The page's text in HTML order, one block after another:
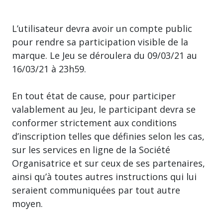
L’utilisateur devra avoir un compte public
pour rendre sa participation visible de la
marque. Le Jeu se déroulera du 09/03/21 au
16/03/21 à 23h59.
En tout état de cause, pour participer
valablement au Jeu, le participant devra se
conformer strictement aux conditions
d’inscription telles que définies selon les cas,
sur les services en ligne de la Société
Organisatrice et sur ceux de ses partenaires,
ainsi qu’à toutes autres instructions qui lui
seraient communiquées par tout autre
moyen.